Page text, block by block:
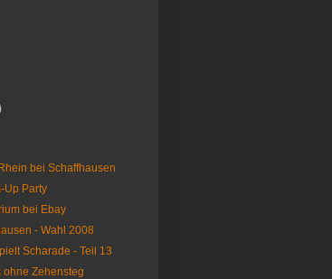
bei Schaffhausen
Up Party
bei Ebay
- Wahl 2008
Scharade - Teil 13
ohne Zehensteg